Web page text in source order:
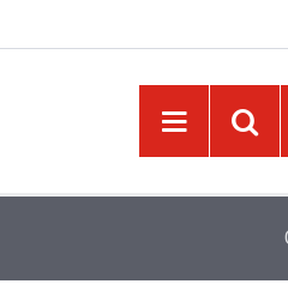
Risale-